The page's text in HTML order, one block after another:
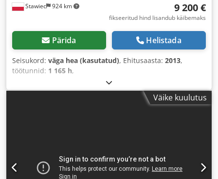
Stawiec 924 km 9 200 €
fikseeritud hind lisandub käibemaks
Pärida Helistada
Seisukord: väga hea (kasutatud), Ehitusaasta: 2013,
töötunnid: 1 165 h,
Väike kuulutus